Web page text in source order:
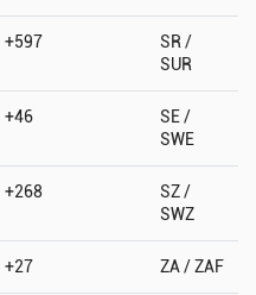
+597
SR /
SUR
+46
SE /
SWE
+268
SZ /
SWZ
+27 ZA / ZAF